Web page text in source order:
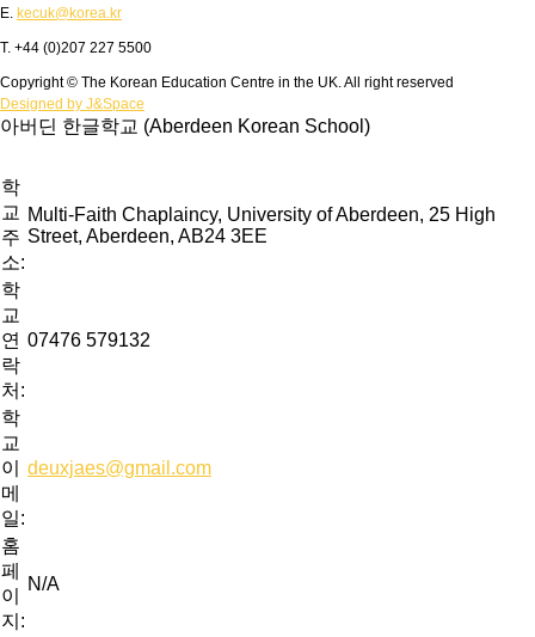
E. kecuk@korea.kr
T. +44 (0)207 227 5500
Copyright © The Korean Education Centre in the UK. All right reserved
Designed by J&Space
아버딘 한글학교 (Aberdeen Korean School)
학
교
주
소:
Multi-Faith Chaplaincy, University of Aberdeen, 25 High
Street, Aberdeen, AB24 3EE
학
교
연
락
처:
07476 579132
학
교
이
메
일:
deuxjaes@gmail.com
홈
페
이
지:
N/A